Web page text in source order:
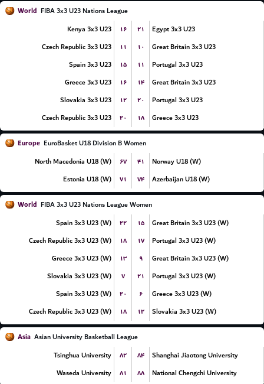
World FIBA 3x3 U23 Nations League
Kenya 3x3 U23
۱۶ ۲۱
Egypt 3x3 U23
Czech Republic 3x3 U23
۱۱ ۱۰
Great Britain 3x3 U23
Spain 3x3 U23
۱۵ ۱۱
Portugal 3x3 U23
Greece 3x3 U23
۱۶ ۱۴
Great Britain 3x3 U23
Slovakia 3x3 U23
۱۲ ۲۰
Portugal 3x3 U23
Czech Republic 3x3 U23
۲۰ ۱۸ Greece 3x3 U23
Europe EuroBasket U18 Division B Women
North Macedonia U18 (W)
۶۷ ۴۱
Norway U18 (W)
Estonia U18 (W)
۷۱ ۷۴ Azerbaijan U18 (W)
World FIBA 3x3 U23 Nations League Women
Spain 3x3 U23 (W)
۲۲ ۱۵
Great Britain 3x3 U23 (W)
Czech Republic 3x3 U23 (W)
۱۸ ۱۷
Portugal 3x3 U23 (W)
Greece 3x3 U23 (W)
۱۳ ۹
Great Britain 3x3 U23 (W)
Slovakia 3x3 U23 (W)
۷ ۲۱
Portugal 3x3 U23 (W)
Spain 3x3 U23 (W)
۲۰ ۶
Greece 3x3 U23 (W)
Czech Republic 3x3 U23 (W)
۱۸ ۱۲ Slovakia 3x3 U23 (W)
Asia Asian University Basketball League
Tsinghua University
۸۲ ۸۴
Shanghai Jiaotong University
Waseda University
۸۱ ۸۸ National Chengchi University